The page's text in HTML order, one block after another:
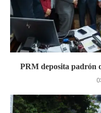
PRM deposita padrón